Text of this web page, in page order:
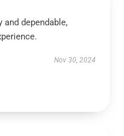
dependable,
Nov 30, 2024